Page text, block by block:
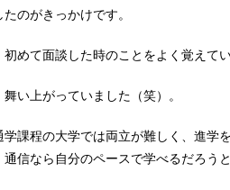
のがきっかけです。
めて面談した時のことをよく覚えてい
い上がっていました（笑）。
課程の大学では両立が難しく、進学
信なら自分のペースで学べるだろう